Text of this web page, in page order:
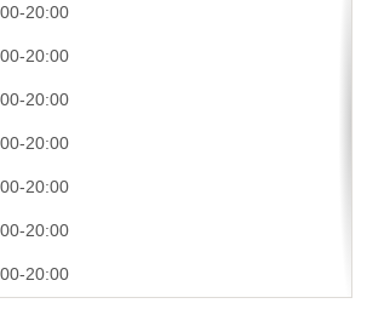
20:00
20:00
20:00
20:00
20:00
20:00
20:00